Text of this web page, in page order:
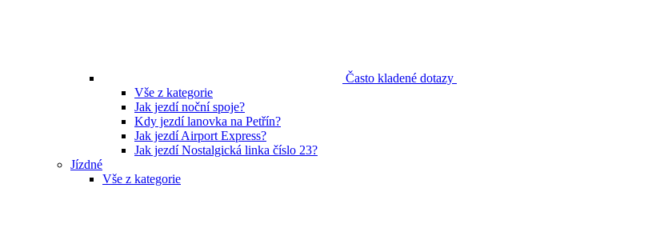
Často kladené dotazy
Vše z kategorie
Jak jezdí noční spoje?
Kdy jezdí lanovka na Petřín?
Jak jezdí Airport Express?
Jak jezdí Nostalgická linka číslo 23?
Jízdné
Vše z kategorie